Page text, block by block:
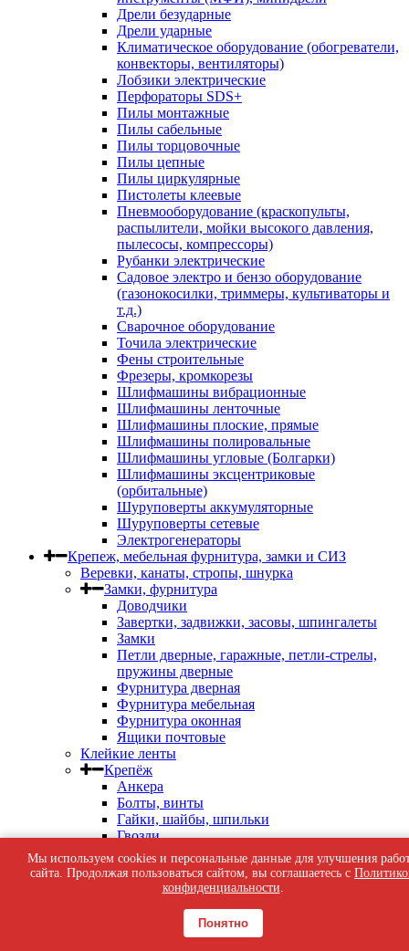
Дрели безударные
Дрели ударные
Климатическое оборудование (обогреватели,
конвекторы, вентиляторы)
Лобзики электрические
Перфораторы SDS+
Пилы монтажные
Пилы сабельные
Пилы торцовочные
Пилы цепные
Пилы циркулярные
Пистолеты клеевые
Пневмооборудование (краскопульты,
распылители, мойки высокого давления,
пылесосы, компрессоры)
Рубанки электрические
Садовое электро и бензо оборудование
(газонокосилки, триммеры, культиваторы и
т.д.)
Сварочное оборудование
Точила электрические
Фены строительные
Фрезеры, кромкорезы
Шлифмашины вибрационные
Шлифмашины ленточные
Шлифмашины плоские, прямые
Шлифмашины полировальные
Шлифмашины угловые (Болгарки)
Шлифмашины эксцентриковые
(орбитальные)
Шуруповерты аккумуляторные
Шуруповерты сетевые
Электрогенераторы
Крепеж, мебельная фурнитура, замки и СИЗ
Веревки, канаты, стропы, шнурка
Замки, фурнитура
Доводчики
Завертки, задвижки, засовы, шпингалеты
Замки
Петли дверные, гаражные, петли-стрелы,
пружины дверные
Фурнитура дверная
Фурнитура мебельная
Фурнитура оконная
Ящики почтовые
Клейкие ленты
Крепёж
Анкера
Болты, винты
Гайки, шайбы, шпильки
Гвозди
Дюбель-гвозди, дюбель-шурупы
Дюбеля Молли
Дюбеля пластиковые, для теплоизоляции
индустриальные
Перфорированный крепеж
Мы используем cookies и персональные данные для улучшения
сайта. Продолжая пользоваться сайтом, вы соглашаетесь с
конфиденциальности.
Понятно